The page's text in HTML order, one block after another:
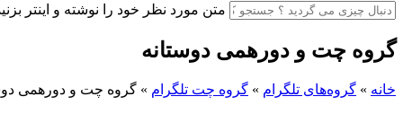
متن مورد نظر خود را نوشته و اینتر
گروه چت و دورهمی دوستانه
خانه » گروه‌های تلگرام » گروه چت تلگرام » گروه چت و دورهمی